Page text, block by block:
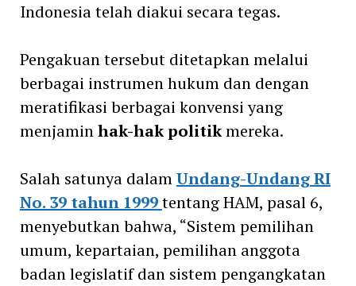
Indonesia telah diakui secara tegas.
Pengakuan tersebut ditetapkan melalui
berbagai instrumen hukum dan dengan
meratifikasi berbagai konvensi yang
menjaminhak-hak politikmereka.
Salah satunya dalamUndang-Undang RI
No. 39 tahun 1999tentang HAM, pasal 6,
menyebutkan bahwa, “Sistem pemilihan
umum, kepartaian, pemilihan anggota
badan legislatif dan sistem pengangkatan